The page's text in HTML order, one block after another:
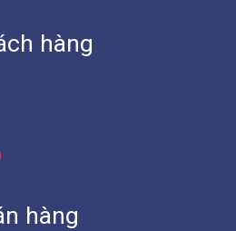
hàng
hàng